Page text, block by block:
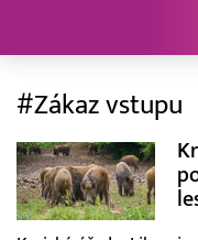
#Zákaz vstupu